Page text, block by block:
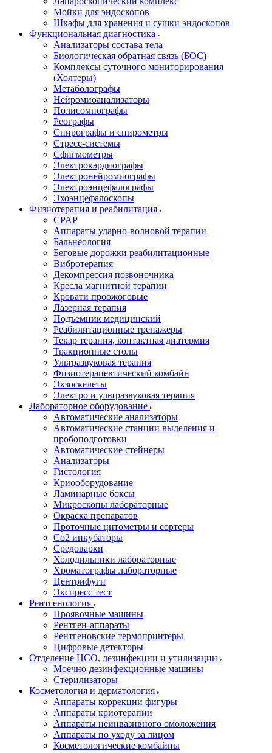
Мойки для эндоскопов
Шкафы для хранения и сушки эндоскопов
Функциональная диагностика
Анализаторы состава тела
Биологическая обратная связь (БОС)
Комплексы суточного мониторирования
(Холтеры)
Метаболографы
Нейромиоанализаторы
Полисомнографы
Реографы
Спирографы и спирометры
Стресс-системы
Сфигмометры
Электрокардиографы
Электронейромиографы
Электроэнцефалографы
Эхоэнцефалоскопы
Физиотерапия и реабилитация
CPAP
Аппараты ударно-волновой терапии
Бальнеология
Беговые дорожки реабилитационные
Вибротерапия
Декомпрессия позвоночника
Кресла магнитной терапии
Кровати проожоговые
Лазерная терапия
Подъемник медицинский
Реабилитационные тренажеры
Текар терапия, контактная диатермия
Тракционные столы
Ультразвуковая терапия
Физиотерапевтический комбайн
Экзоскелеты
Электро и ультразвуковая терапия
Лабораторное оборудование
Автоматические анализаторы
Автоматические станции выделения и
пробоподготовки
Автоматические стейнеры
Анализаторы
Гистология
Криооборудование
Ламинарные боксы
Микроскопы лабораторные
Окраска препаратов
Проточные цитометры и сортеры
Со2 инкубаторы
Средоварки
Холодильники лабораторные
Хроматографы лабораторные
Центрифуги
Экспресс тест
Рентгенология
Проявочные машины
Рентген-аппараты
Рентгеновские термопринтеры
Цифровые детекторы
Отделение ЦСО, дезинфекции и утилизации
Моечно-дезинфекционные машины
Стерилизаторы
Косметология и дерматология
Аппараты коррекции фигуры
Аппараты криотерапии
Аппараты неинвазивного омоложения
Аппараты по уходу за лицом
Косметологические комбайны